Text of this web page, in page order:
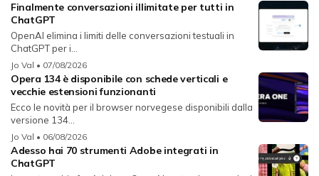
Finalmente conversazioni illimitate per tutti in
ChatGPT
OpenAI elimina i limiti delle conversazioni testuali in
ChatGPT per i...
Jo Val • 07/08/2026
Opera 134 è disponibile con schede verticali e
vecchie estensioni funzionanti
Ecco le novità per il browser norvegese disponibili dalla
versione 134...
Jo Val • 06/08/2026
Adesso hai 70 strumenti Adobe integrati in
ChatGPT